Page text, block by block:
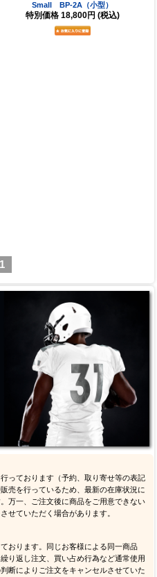
Small BP-2A（小型）
特別価格 18,800円 (税込)
1
っております（予約、取り寄せ等の表記
売を行っているため、最新の在庫状況に
万一、ご注文後に商品をご用意できない
せていただく場合があります。
おります。同じお客様による同一商品
り返し注文、買い占め行為など通常使用
断によりご注文をキャンセルさせていた